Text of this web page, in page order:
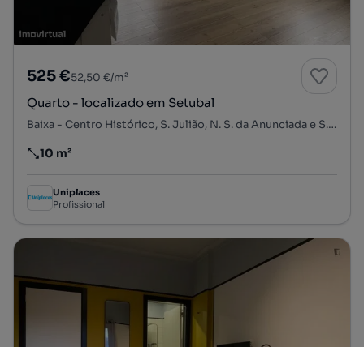
525 €52,50 €/m²
Quarto - localizado em Setubal
Baixa - Centro Histórico, S. Julião, N. S. da Anunciada e S. Maria da Graça, Setúbal, Setúbal
Preço por metro quadrado
10 m²
Uniplaces
Profissional